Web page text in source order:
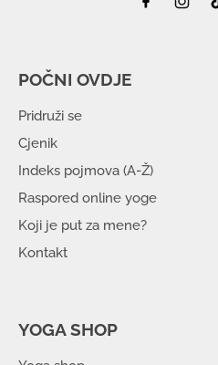
POČNI OVDJE
Pridruži se
Cjenik
Indeks pojmova (A-Ž)
Raspored online yoge
Koji je put za mene?
Kontakt
YOGA SHOP